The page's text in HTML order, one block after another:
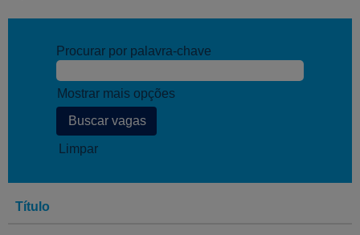
Procurar por palavra-chave
Mostrar mais opções
Limpar
Título